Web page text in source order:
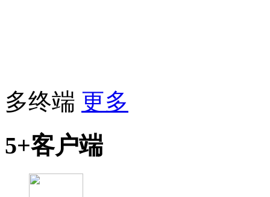
多终端 更多
5+客户端